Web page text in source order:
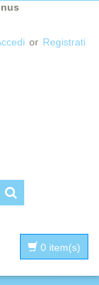
or Registrati
0 item(s)